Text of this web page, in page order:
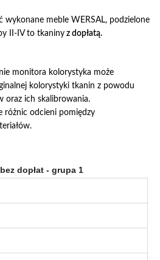
wykonane meble WERSAL, podzielone
II-IV to tkaniny z dopłatą.
monitora kolorystyka może
kolorystyki tkanin z powodu
oraz ich skalibrowania.
różnic odcieni pomiędzy
dopłat - grupa 1